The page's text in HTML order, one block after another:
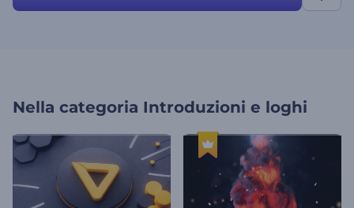
Nella categoria Introduzioni e loghi